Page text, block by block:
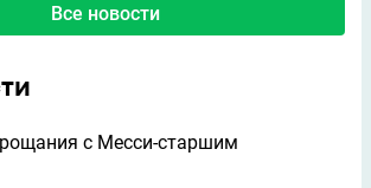
Все новости
с Месси-старшим